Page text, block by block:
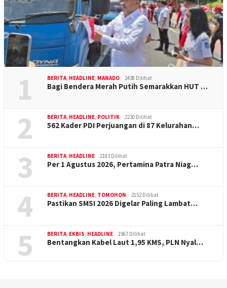
1 BERITA, HEADLINE, MANADO 2438 Dilihat
Bagi Bendera Merah Putih Semarakkan HUT …
2 BERITA, HEADLINE, POLITIK 2230 Dilihat
562 Kader PDI Perjuangan di 87 Kelurahan…
3 BERITA, HEADLINE 2183 Dilihat
Per 1 Agustus 2026, Pertamina Patra Niag…
4 BERITA, HEADLINE, TOMOHON 2152 Dilihat
Pastikan SMSI 2026 Digelar Paling Lambat…
5 BERITA, EKBIS, HEADLINE 1967 Dilihat
Bentangkan Kabel Laut 1,95 KMS, PLN Nyal…